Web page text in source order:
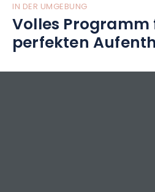
IN DER UMGEBUNG
Volles Programm
perfekten